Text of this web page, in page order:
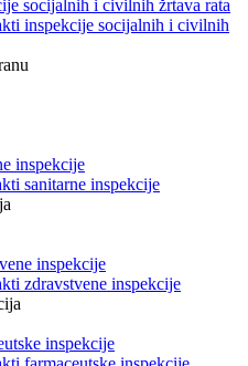
socijalnih i civilnih žrtava rata
inspekcije socijalnih i civilnih
inspekcije
sanitarne inspekcije
inspekcije
zdravstvene inspekcije
inspekcije